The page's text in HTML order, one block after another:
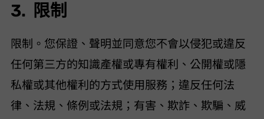
3. 限制
限制。您保證、聲明並同意您不會以 (i) 侵犯或違反
任何第三方的知識產權或專有權利、公開權或隱
私權或其他權利的方式使用服務； (ii) 違反任何法
律、法規、條例或法規； (iii) 有害、欺詐、欺騙、威